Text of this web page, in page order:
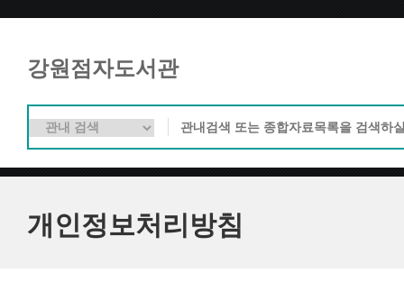
강원점자도서관
개인정보처리방침